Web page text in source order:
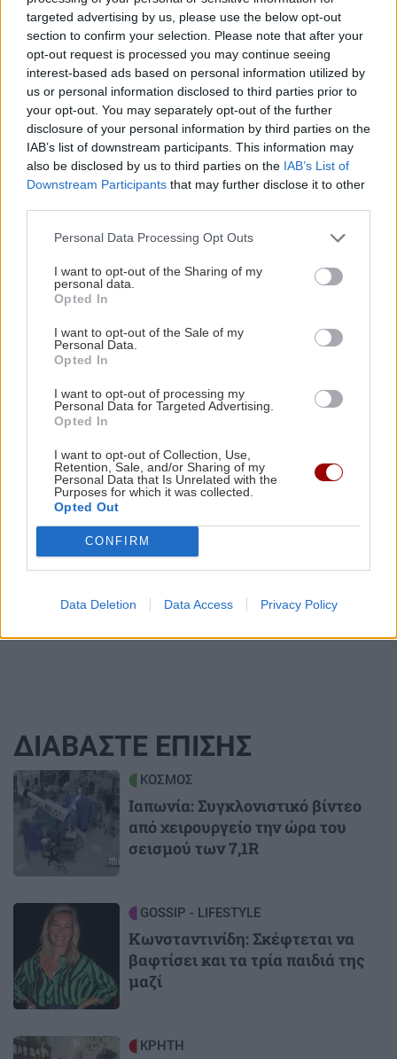
targeted advertising by us, please use the below opt-out
section to confirm your selection. Please note that after your
opt-out request is processed you may continue seeing
interest-based ads based on personal information utilized by
us or personal information disclosed to third parties prior to
your opt-out. You may separately opt-out of the further
disclosure of your personal information by third parties on the
IAB’s list of downstream participants. This information may
also be disclosed by us to third parties on the IAB’s List of
Downstream Participants that may further disclose it to other
Personal Data Processing Opt Outs
I want to opt-out of the Sharing of my
personal data.
Opted In
I want to opt-out of the Sale of my
Personal Data.
Opted In
I want to opt-out of processing my
Personal Data for Targeted Advertising.
Opted In
I want to opt-out of Collection, Use,
Retention, Sale, and/or Sharing of my
Personal Data that Is Unrelated with the
Purposes for which it was collected.
Opted Out
CONFIRM
Data Deletion Data Access Privacy Policy
09:54
ΚΡΗΤΗ
Μονή Αρκαδίου: Με μεγάλη επιτυχία
ξεκίνησαν οι εκδηλώσεις για τα 160 χρόνια
από την Εθελοθυσία
09:43
ΚΡΗΤΗ
Τροχαίο στο ΙΤΕ: Μάχη δίχως τέλος για την
20χρονη φοιτήτρια ...
09:32
ΑΦΙΕΡΩΜΑΤΑ
"γεννήθηκε" ο Ακάθιστος Ύμνος στην
Κωνσταντινούπολη
ΚΟΙΝΩΝΙΑ
κάτοικοι -Δεκάδες οι κατοικίες που
καταστράφηκαν από τη φωτιά
διέσχισε τη Βαλτική Θάλασσα από τη
Σουηδία έως την Πολωνία (βίντεο)
ΚΡΗΤΗ
Στο Καστέλλι οι υπογραφές για τον
εξοπλισμό αεροναυτιλίας του νέου
αεροδρομίου
Κρήτη: Αναχωρούν εκατοντάδες
καταφτάνουν άλλοι...
ΚΡΗΤΗ
Υγειονομική θωράκιση για την
Κασταμονίτσα με δωρεά απινιδωτή
ΔΙΑΒΑΣΤΕ ΕΠΙΣΗΣ
Image ΚΟΣΜΟΣ
Ιαπωνία: Συγκλονιστικό βίντεο
από χειρουργείο την ώρα του
σεισμού των 7,1R
Image GOSSIP - LIFESTYLE
Κωνσταντινίδη: Σκέφτεται να
βαφτίσει και τα τρία παιδιά της
μαζί
Image ΚΡΗΤΗ